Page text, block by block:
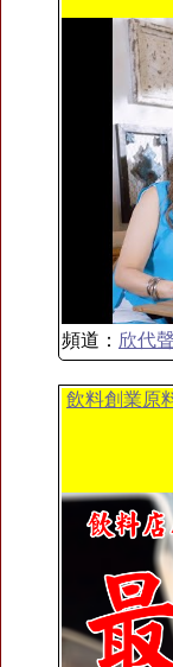
頻道： 欣代
飲料創業原